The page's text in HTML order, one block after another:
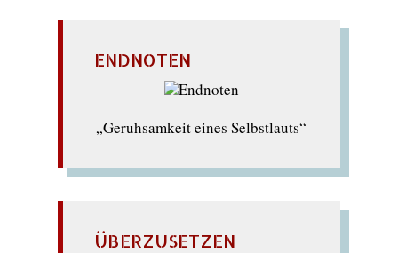
ENDNOTEN
„Geruhsamkeit eines Selbstlauts“
ÜBERZUSETZEN